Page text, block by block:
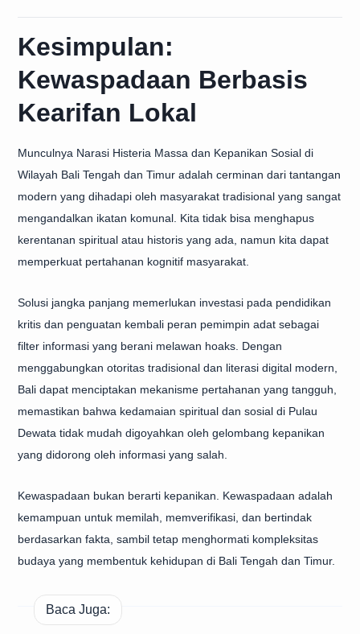
Kesimpulan:
Kewaspadaan Berbasis
Kearifan Lokal
Munculnya Narasi Histeria Massa dan Kepanikan Sosial di
Wilayah Bali Tengah dan Timur adalah cerminan dari tantangan
modern yang dihadapi oleh masyarakat tradisional yang sangat
mengandalkan ikatan komunal. Kita tidak bisa menghapus
kerentanan spiritual atau historis yang ada, namun kita dapat
memperkuat pertahanan kognitif masyarakat.
Solusi jangka panjang memerlukan investasi pada pendidikan
kritis dan penguatan kembali peran pemimpin adat sebagai
filter informasi yang berani melawan hoaks. Dengan
menggabungkan otoritas tradisional dan literasi digital modern,
Bali dapat menciptakan mekanisme pertahanan yang tangguh,
memastikan bahwa kedamaian spiritual dan sosial di Pulau
Dewata tidak mudah digoyahkan oleh gelombang kepanikan
yang didorong oleh informasi yang salah.
Kewaspadaan bukan berarti kepanikan. Kewaspadaan adalah
kemampuan untuk memilah, memverifikasi, dan bertindak
berdasarkan fakta, sambil tetap menghormati kompleksitas
budaya yang membentuk kehidupan di Bali Tengah dan Timur.
Baca Juga: